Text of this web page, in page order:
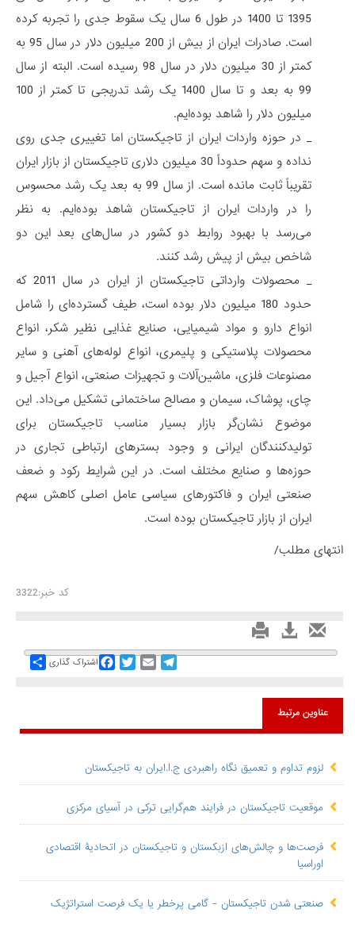
1395 تا 1400 در طول 6 سال یک سقوط جدی را تجربه کرده
است. صادرات ایران از بیش از 200 میلیون دلار در سال 95 به
کمتر از 30 میلیون دلار در سال 98 رسیده است. البته از سال
99 به بعد و تا سال 1400 یک رشد تدریجی تا کمتر از 100
میلیون دلار را شاهد بوده‌ایم.
_ در حوزه واردات ایران از تاجیکستان اما تغییری جدی روی
نداده و سهم حدوداً 30 میلیون دلاری تاجیکستان از بازار ایران
تقریباً ثابت مانده است. از سال 99 به بعد یک رشد محسوس
را در واردات ایران از تاجیکستان شاهد بوده‌ایم. به نظر
می‌رسد با بهبود روابط دو کشور در سال‌های بعد این دو
شاخص بیش از پیش رشد کنند.
_ محصولات وارداتی تاجیکستان از ایران در سال 2011 که
حدود 180 میلیون دلار بوده است، طیف گسترده‌ای را شامل
انواع دارو و مواد شیمیایی، صنایع غذایی نظیر شکر، انواع
محصولات پلاستیکی و پلیمری، انواع لوله‌های آهنی و سایر
مصنوعات فلزی، ماشین‌آلات و تجهیزات صنعتی، انواع آجیل و
چای، پوشاک، سیمان و مصالح ساختمانی تشکیل می‌داد. این
موضوع نشان‌گر بازار بسیار مناسب تاجیکستان برای
تولیدکنندگان ایرانی و وجود بسترهای ارتباطی تجاری در
حوزه‌ها و صنایع مختلف است. در این شرایط رکود و ضعف
صنعتی ایران و فاکتورهای سیاسی عامل اصلی کاهش سهم
ایران از بازار تاجیکستان بوده است.
انتهای مطلب/
کد خبر:3322
Share اشتراک گذاری
FacebookTwitterEmail
Telegram
عناوین مرتبط
لزوم تداوم و تعمیق نگاه راهبردی ج.ا.ایران به تاجیکستان
موقعیت تاجیکستان در فرایند هم‌گرایی ترکی در آسیای مرکزی
فرصت‌ها و چالش‌های ازبکستان و تاجیکستان در اتحادیۀ اقتصادی
اوراسیا
صنعتی شدن تاجیکستان - گامی پرخطر یا یک فرصت استراتژیک